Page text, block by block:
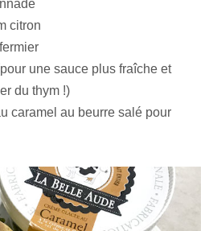
citron
une sauce plus fraîche et
du thym !)
caramel au beurre salé pour